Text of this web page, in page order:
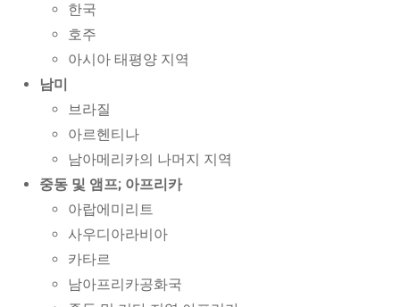
한국
호주
아시아 태평양 지역
남미
브라질
아르헨티나
남아메리카의 나머지 지역
중동 및 앰프; 아프리카
아랍에미리트
사우디아라비아
카타르
남아프리카공화국